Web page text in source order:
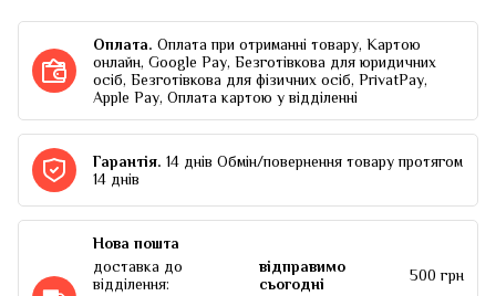
Оплата. Оплата при отриманні товару, Картою
онлайн, Google Pay, Безготівкова для юридичних
осіб, Безготівкова для фізичних осіб, PrivatPay,
Apple Pay, Оплата картою у відділенні
Гарантія. 14 днів Обмін/повернення товару протягом
14 днів
Нова пошта
доставка до
відділення:
відправимо
cьогодні
500 грн